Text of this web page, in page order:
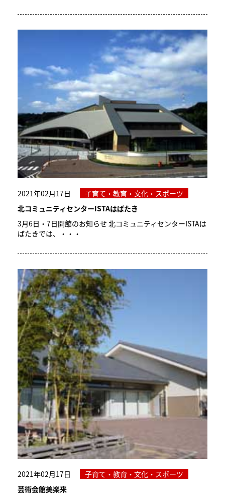
2021年02月17日
子育て・教育・文化・スポーツ
北コミュニティセンターISTAはばたき
3月6日・7日開館のお知らせ 北コミュニティセンターISTAは
ばたきでは、・・・
2021年02月17日
子育て・教育・文化・スポーツ
芸術会館美楽来